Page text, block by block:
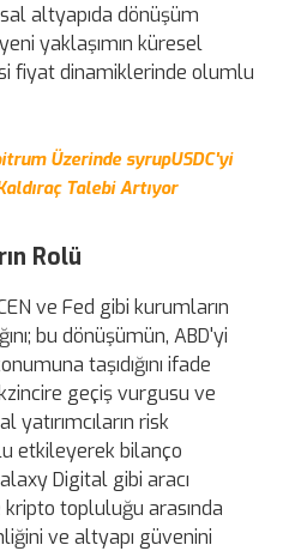
altyapıda dönüşüm
yaklaşımın küresel
fiyat dinamiklerinde olumlu
Üzerinde syrupUSDC'yi
Talebi Artıyor
Rolü
ve Fed gibi kurumların
bu dönüşümün, ABD'yi
taşıdığını ifade
geçiş vurgusu ve
risk
etkileyerek bilanço
Digital gibi aracı
topluluğu arasında
ve altyapı güvenini